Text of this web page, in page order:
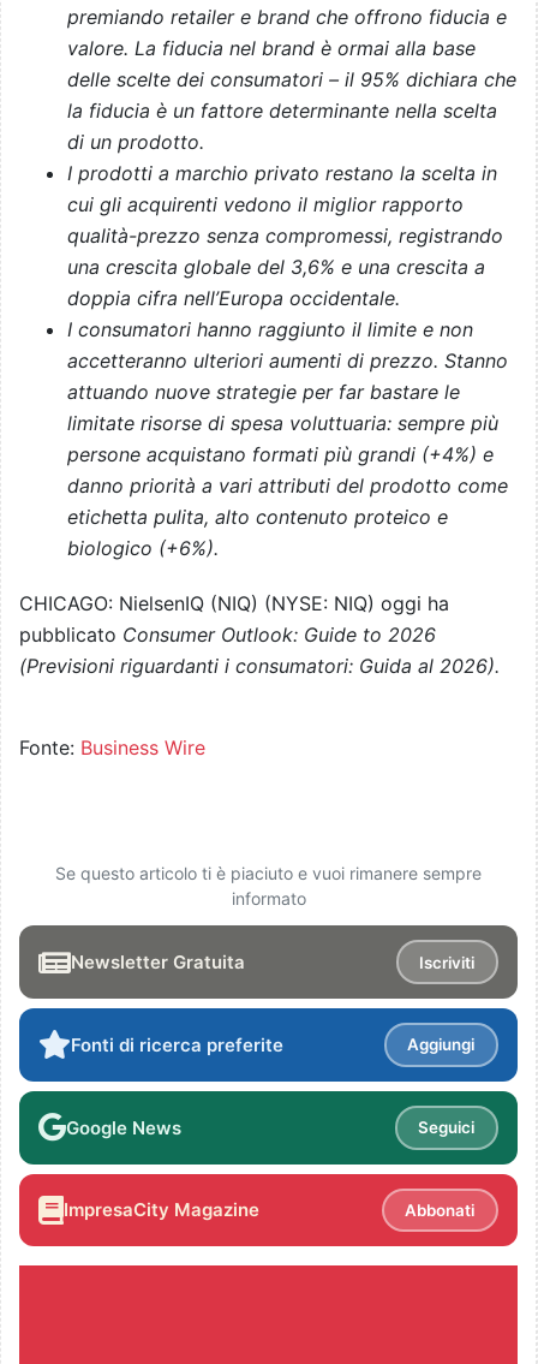
premiando retailer e brand che offrono fiducia e
valore. La fiducia nel brand è ormai alla base
delle scelte dei consumatori – il 95% dichiara che
la fiducia è un fattore determinante nella scelta
di un prodotto.
I prodotti a marchio privato restano la scelta in
cui gli acquirenti vedono il miglior rapporto
qualità-prezzo senza compromessi, registrando
una crescita globale del 3,6% e una crescita a
doppia cifra nell’Europa occidentale.
I consumatori hanno raggiunto il limite e non
accetteranno ulteriori aumenti di prezzo. Stanno
attuando nuove strategie per far bastare le
limitate risorse di spesa voluttuaria: sempre più
persone acquistano formati più grandi (+4%) e
danno priorità a vari attributi del prodotto come
etichetta pulita, alto contenuto proteico e
biologico (+6%).
CHICAGO: NielsenIQ (NIQ) (NYSE: NIQ) oggi ha
pubblicato Consumer Outlook: Guide to 2026
(Previsioni riguardanti i consumatori: Guida al 2026).
Fonte: Business Wire
Se questo articolo ti è piaciuto e vuoi rimanere sempre
informato
Newsletter Gratuita Iscriviti
Fonti di ricerca preferite Aggiungi
Google News Seguici
ImpresaCity Magazine Abbonati